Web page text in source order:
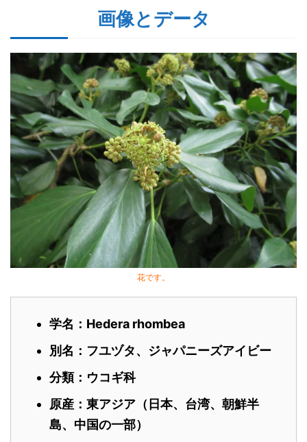
画像とデータ
花です。
学名：Hedera rhombea
別名：フユヅタ、ジャパニーズアイビー
分類：ウコギ科
原産：東アジア（日本、台湾、朝鮮半
島、中国の一部）